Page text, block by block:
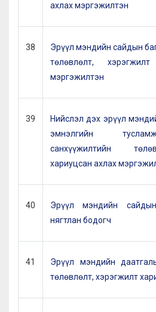
ахлах мэргэжилтэн
38
Эрүүл мэндийн сайдын
төлөвлөлт,
мэргэжилтэн
39
Нийслэл дэх эрүүл
эмнэлгийн
санхүүжилтийн
хариуцсан ахлах
40
Эрүүл мэндийн
нягтлан бодогч
41
Эрүүл мэндийн
төлөвлөлт, хэрэгжилт